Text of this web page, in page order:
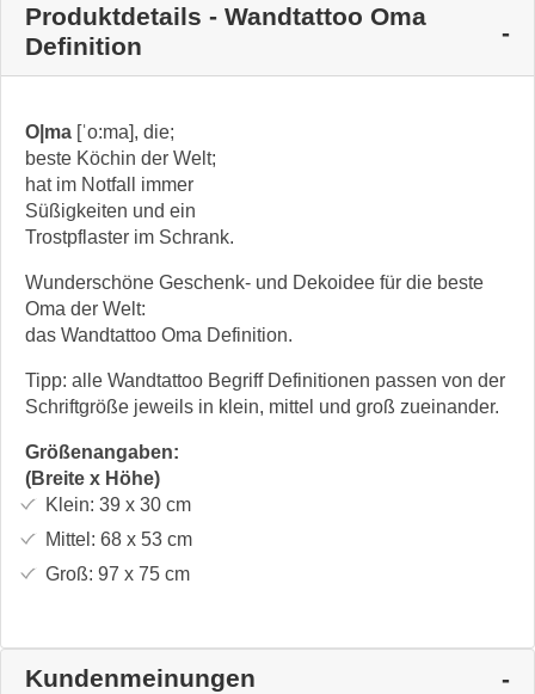
Produktdetails - Wandtattoo Oma
Definition
O|ma [ˈo:ma], die;
beste Köchin der Welt;
hat im Notfall immer
Süßigkeiten und ein
Trostpflaster im Schrank.
Wunderschöne Geschenk- und Dekoidee für die beste
Oma der Welt:
das Wandtattoo Oma Definition.
Tipp: alle Wandtattoo Begriff Definitionen passen von der
Schriftgröße jeweils in klein, mittel und groß zueinander.
Größenangaben:
(Breite x Höhe)
Klein: 39 x 30cm
Mittel: 68 x 53cm
Groß: 97 x 75cm
Kundenmeinungen